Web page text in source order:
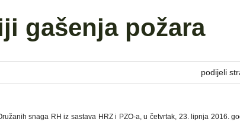
gašenja požara
podijeli
snaga RH iz sastava HRZ i PZO-a, u četvrtak, 23. lipnja 2016.